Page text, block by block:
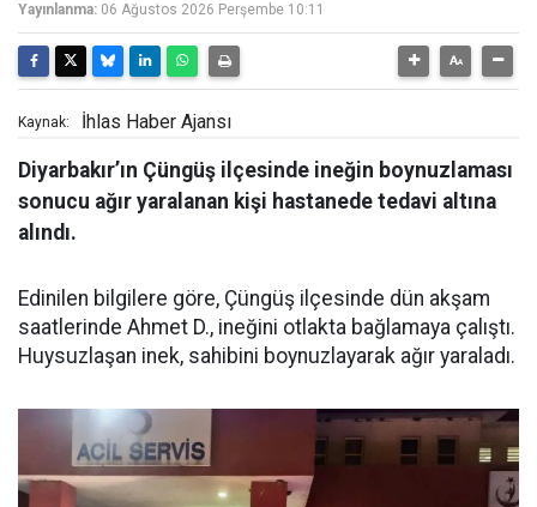
Yayınlanma: 06 Ağustos 2026 Perşembe 10:11
Kaynak: İhlas Haber Ajansı
Diyarbakır’ın Çüngüş ilçesinde ineğin boynuzlaması
sonucu ağır yaralanan kişi hastanede tedavi altına
alındı.
Edinilen bilgilere göre, Çüngüş ilçesinde dün akşam
saatlerinde Ahmet D., ineğini otlakta bağlamaya çalıştı.
Huysuzlaşan inek, sahibini boynuzlayarak ağır yaraladı.